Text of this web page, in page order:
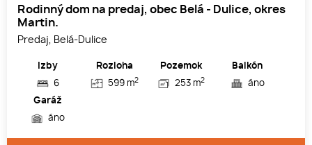
Rodinný dom na predaj, obec Belá - Dulice, okres
Martin.
Predaj, Belá-Dulice
Izby
6
Rozloha
599 m2
Pozemok
253 m2
Balkón
áno
Garáž
áno